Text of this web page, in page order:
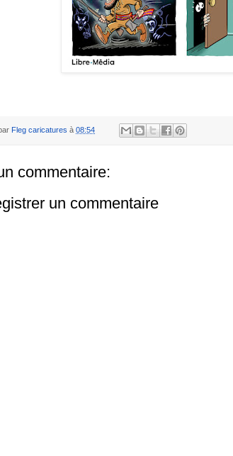
Fleg caricatures à 08:54
commentaire:
un commentaire